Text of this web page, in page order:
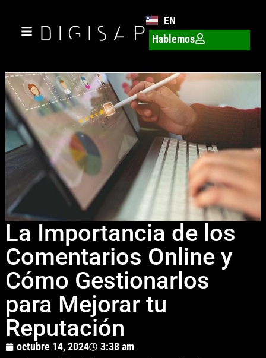
EN
Hablemos
La Importancia de los
Comentarios Online y
Cómo Gestionarlos
para Mejorar tu
Reputación
octubre 14, 2024
3:38 am